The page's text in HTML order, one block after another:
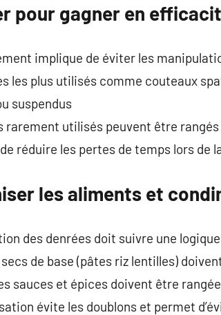
pour gagner en
implique de éviter les
les plus utilisés comme couteaux
suspendus
rarement utilisés peuvent être rangés
réduire les pertes de temps lors de
les aliments et
des denrées doit suivre une
de base (pâtes riz lentilles)
sauces et épices doivent être
évite les doublons et permet